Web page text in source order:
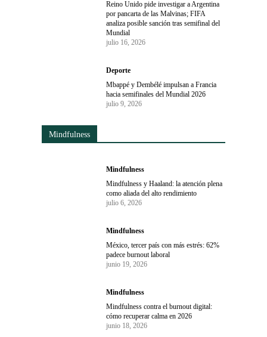
Reino Unido pide investigar a Argentina
por pancarta de las Malvinas; FIFA
analiza posible sanción tras semifinal del
Mundial
julio 16, 2026
Deporte
Mbappé y Dembélé impulsan a Francia
hacia semifinales del Mundial 2026
julio 9, 2026
Mindfulness
Mindfulness
Mindfulness y Haaland: la atención plena
como aliada del alto rendimiento
julio 6, 2026
Mindfulness
México, tercer país con más estrés: 62%
padece burnout laboral
junio 19, 2026
Mindfulness
Mindfulness contra el burnout digital:
cómo recuperar calma en 2026
junio 18, 2026